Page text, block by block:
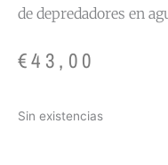
de depredadores en
€43,00
Sin existencias